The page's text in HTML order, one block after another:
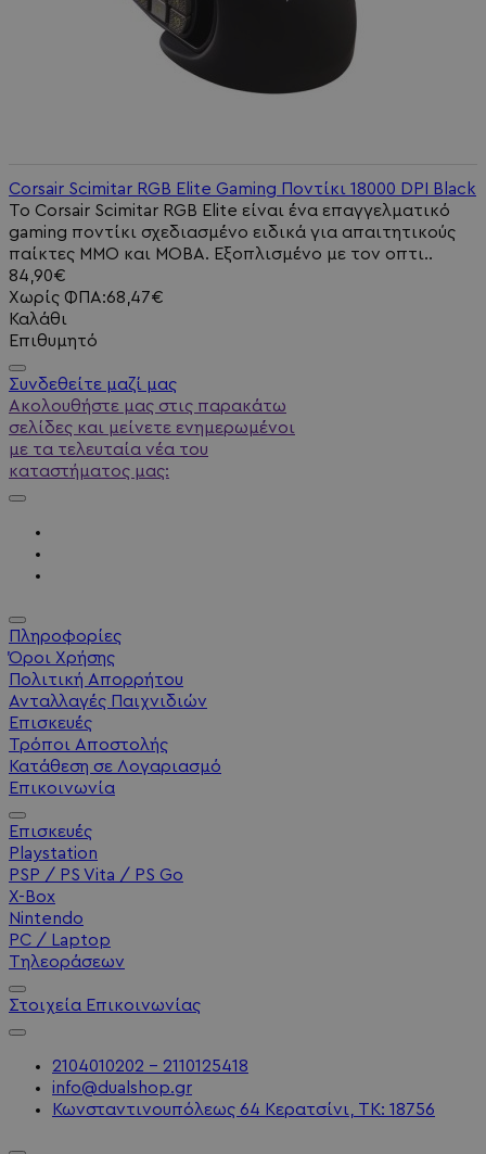
Corsair Scimitar RGB Elite Gaming Ποντίκι 18000 DPI Black
Το Corsair Scimitar RGB Elite είναι ένα επαγγελματικό
gaming ποντίκι σχεδιασμένο ειδικά για απαιτητικούς
παίκτες MMO και MOBA. Εξοπλισμένο με τον οπτι..
84,90€
Χωρίς ΦΠΑ:68,47€
Καλάθι
Επιθυμητό
Συνδεθείτε μαζί μας
Ακολουθήστε μας στις παρακάτω
σελίδες και μείνετε ενημερωμένοι
με τα τελευταία νέα του
καταστήματος μας:
Πληροφορίες
Όροι Χρήσης
Πολιτική Απορρήτου
Ανταλλαγές Παιχνιδιών
Επισκευές
Τρόποι Αποστολής
Κατάθεση σε Λογαριασμό
Επικοινωνία
Επισκευές
Playstation
PSP / PS Vita / PS Go
X-Box
Nintendo
PC / Laptop
Τηλεοράσεων
Στοιχεία Επικοινωνίας
2104010202 - 2110125418
info@dualshop.gr
Κωνσταντινουπόλεως 64 Κερατσίνι, ΤΚ: 18756